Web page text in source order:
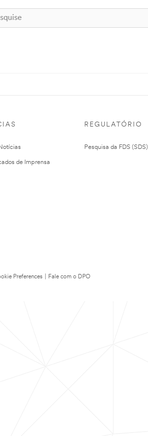
de Imprensa
REGULATÓRIO
Pesquisa da FDS (SDS)
Preferences
Fale com o DPO